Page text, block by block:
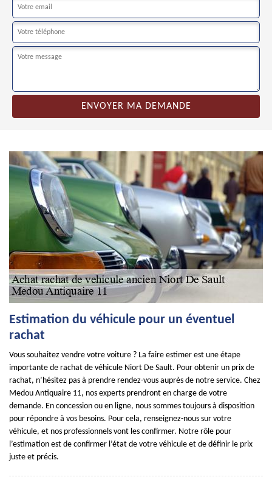
Estimation du véhicule pour un éventuel
rachat
Vous souhaitez vendre votre voiture ? La faire estimer est une étape
importante de rachat de véhicule Niort De Sault. Pour obtenir un prix de
rachat, n’hésitez pas à prendre rendez-vous auprès de notre service. Chez
Medou Antiquaire 11, nos experts prendront en charge de votre
demande. En concession ou en ligne, nous sommes toujours à disposition
pour répondre à vos besoins. Pour cela, renseignez-nous sur votre
véhicule, et nos professionnels vont les confirmer. Notre rôle pour
l’estimation est de confirmer l’état de votre véhicule et de définir le prix
juste et précis.